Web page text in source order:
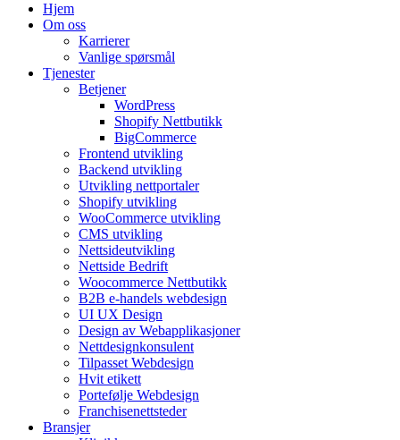
Hjem
Om oss
Karrierer
Vanlige spørsmål
Tjenester
Betjener
WordPress
Shopify Nettbutikk
BigCommerce
Frontend utvikling
Backend utvikling
Utvikling nettportaler
Shopify utvikling
WooCommerce utvikling
CMS utvikling
Nettsideutvikling
Nettside Bedrift
Woocommerce Nettbutikk
B2B e-handels webdesign
UI UX Design
Design av Webapplikasjoner
Nettdesignkonsulent
Tilpasset Webdesign
Hvit etikett
Portefølje Webdesign
Franchisenettsteder
Bransjer